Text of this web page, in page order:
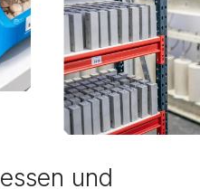
essen und